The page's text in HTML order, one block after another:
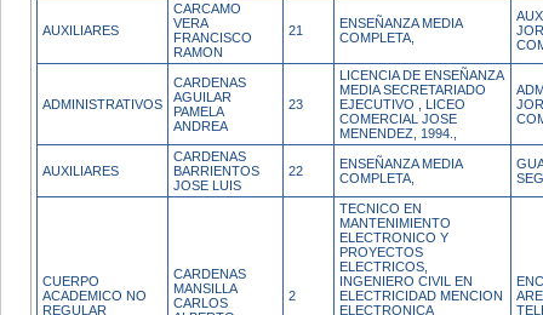
AUXILIARES
CARCAMO
VERA
FRANCISCO
RAMON
21
ENSEÑANZA MEDIA
COMPLETA,
ADMINISTRATIVOS
CARDENAS
AGUILAR
PAMELA
ANDREA
23
LICENCIA DE ENSEÑANZA
MEDIA SECRETARIADO
EJECUTIVO , LICEO
COMERCIAL JOSE
MENENDEZ, 1994.,
AUXILIARES
CARDENAS
BARRIENTOS
JOSE LUIS
22
ENSEÑANZA MEDIA
COMPLETA,
CUERPO
ACADEMICO NO
REGULAR
CARDENAS
MANSILLA
CARLOS
2
TECNICO EN
MANTENIMIENTO
ELECTRONICO Y
PROYECTOS
ELECTRICOS,
INGENIERO CIVIL EN
ELECTRICIDAD MENCION
ELECTRONICA